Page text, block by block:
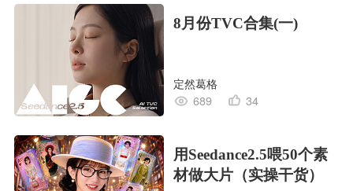
8月份TVC合集(一)
定然葛格
689
34
用Seedance2.5喂50个素
材做大片（实操干货）